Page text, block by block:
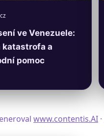
ve Venezuele:
katastrofa a
pomoc
www.contentis.AI ·